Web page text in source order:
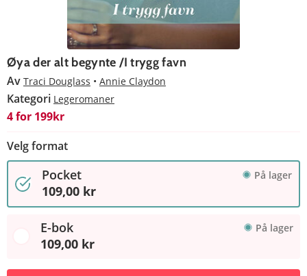
Øya der alt begynte /I trygg favn
Av Traci Douglass Annie Claydon
Kategori Legeromaner
4 for 199kr
Velg format
Pocket På lager
109,00 kr
E-bok På lager
109,00 kr